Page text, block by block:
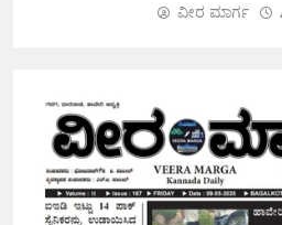
ವೀರ ಮಾರ್ಗ